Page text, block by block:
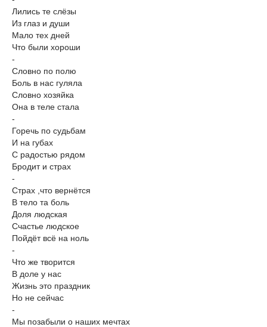
Лились те слёзы
Из глаз и души
Мало тех дней
Что были хороши
-
Словно по полю
Боль в нас гуляла
Словно хозяйка
Она в теле стала
-
Горечь по судьбам
И на губах
С радостью рядом
Бродит и страх
-
Страх ,что вернётся
В тело та боль
Доля людская
Счастье людское
Пойдёт всё на ноль
-
Что же творится
В доле у нас
Жизнь это праздник
Но не сейчас
-
Мы позабыли о наших мечтах